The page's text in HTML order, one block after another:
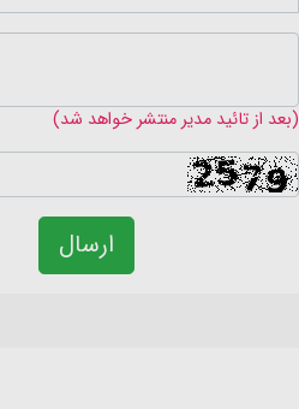
(بعد از تائید مدیر منتشر خواهد شد)
ارسال